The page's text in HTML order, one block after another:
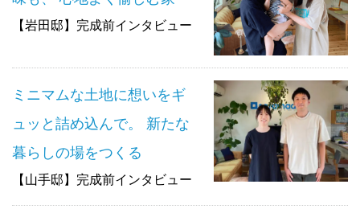
【岩田邸】完成前インタビュー
ミニマムな土地に想いをギ
ュッと詰め込んで。 新たな
暮らしの場をつくる
【山手邸】完成前インタビュー